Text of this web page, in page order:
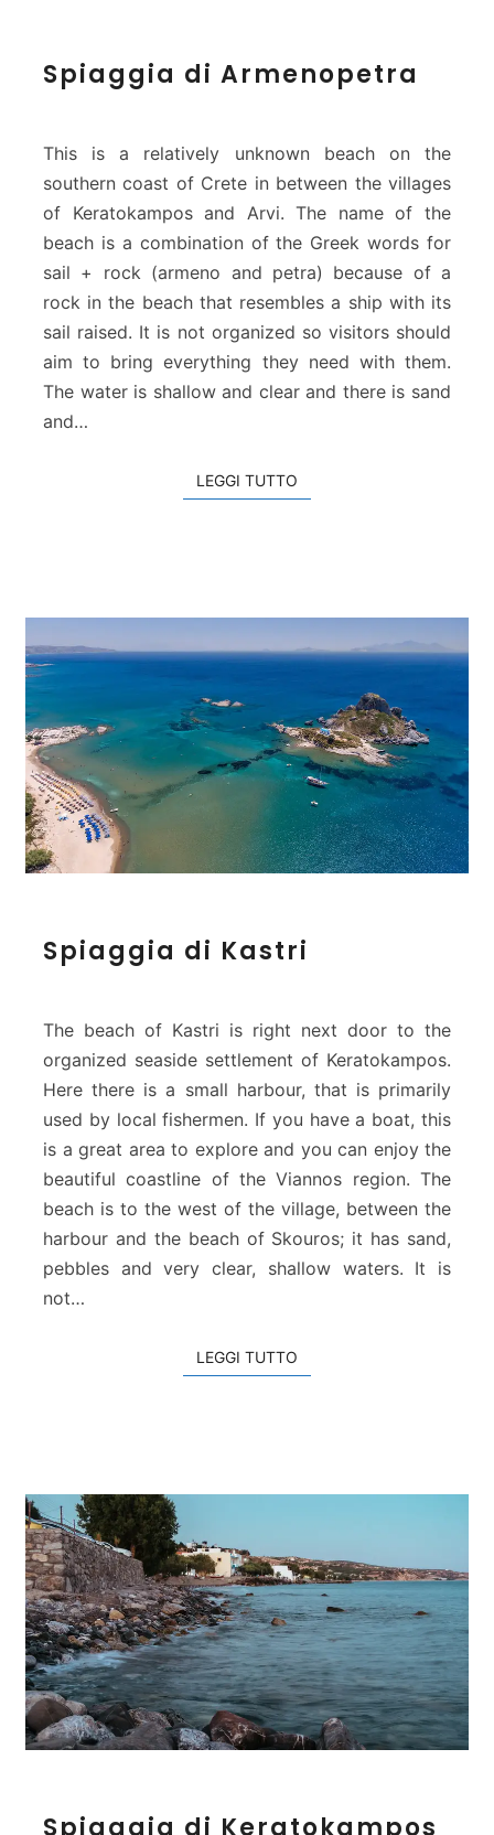
p
g
g
a
d
i
A
m
e
n
t
Spiaggia di Armenopetra
This is a relatively unknown beach on the
southern coast of Crete in between the villages
of Keratokampos and Arvi. The name of the
beach is a combination of the Greek words for
sail + rock (armeno and petra) because of a
rock in the beach that resembles a ship with its
sail raised. It is not organized so visitors should
aim to bring everything they need with them.
The water is shallow and clear and there is sand
and…
LEGGI TUTTO
p
g
a
d
i
K
s
t
r
Spiaggia di Kastri
The beach of Kastri is right next door to the
organized seaside settlement of Keratokampos.
Here there is a small harbour, that is primarily
used by local fishermen. If you have a boat, this
is a great area to explore and you can enjoy the
beautiful coastline of the Viannos region. The
beach is to the west of the village, between the
harbour and the beach of Skouros; it has sand,
pebbles and very clear, shallow waters. It is
not…
LEGGI TUTTO
p
Spiaggia di Keratokampos